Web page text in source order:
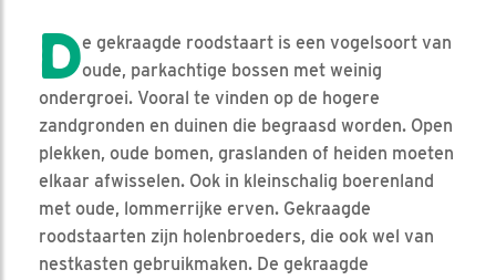
De gekraagde roodstaart is een vogelsoort van
oude, parkachtige bossen met weinig
ondergroei. Vooral te vinden op de hogere
zandgronden en duinen die begraasd worden. Open
plekken, oude bomen, graslanden of heiden moeten
elkaar afwisselen. Ook in kleinschalig boerenland
met oude, lommerrijke erven. Gekraagde
roodstaarten zijn holenbroeders, die ook wel van
nestkasten gebruikmaken. De gekraagde